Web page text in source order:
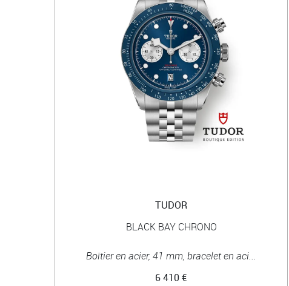
TUDOR
BLACK BAY CHRONO
Boîtier en acier, 41 mm, bracelet en aci...
6 410 €